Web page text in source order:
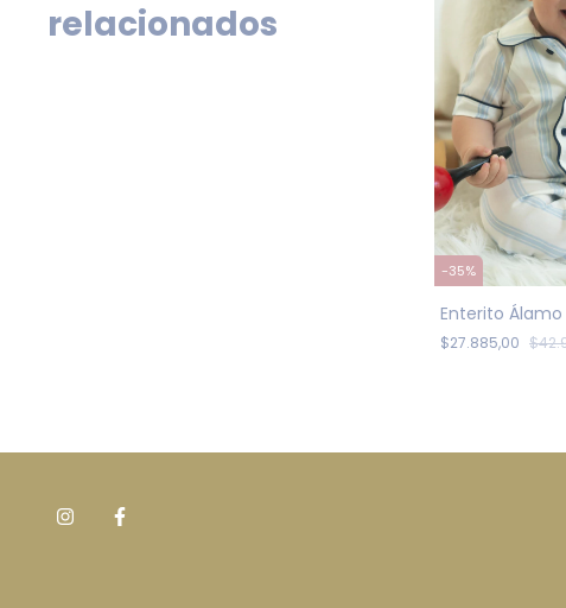
relacionados
-35%
Enterito Álamo
$27.885,00